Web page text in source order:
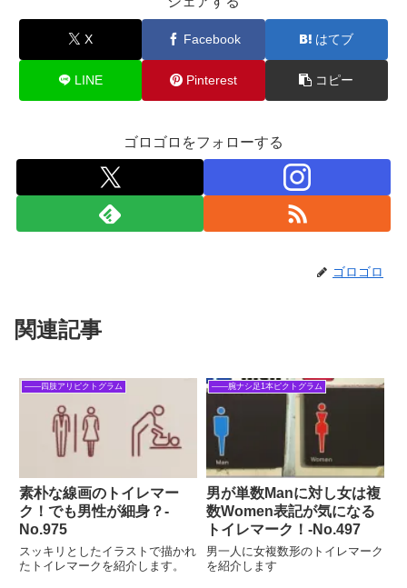
X Facebook はてブ
LINE Pinterest コピー
ゴロゴロをフォローする
ゴロゴロ
関連記事
――四肢アリピクトグラム
素朴な線画のトイレマー
ク！でも男性が細身？‐
No.975
スッキリとしたイラストで描かれ
たトイレマークを紹介します。
――腕ナシ足1本ピクトグラム
男が単数Manに対し女は複
数Women表記が気になる
トイレマーク！‐No.497
男一人に女複数形のトイレマーク
を紹介します